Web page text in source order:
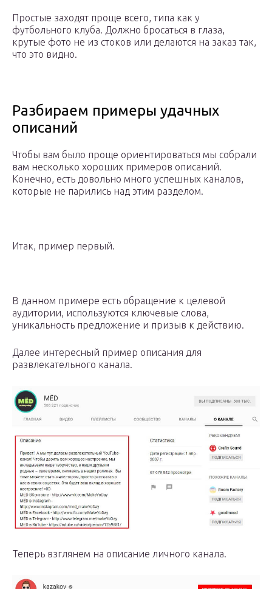
Простые заходят проще всего, типа как у
футбольного клуба. Должно бросаться в глаза,
крутые фото не из стоков или делаются на заказ так,
что это видно.
Разбираем примеры удачных
описаний
Чтобы вам было проще ориентироваться мы собрали
вам несколько хороших примеров описаний.
Конечно, есть довольно много успешных каналов,
которые не парились над этим разделом.
Итак, пример первый.
В данном примере есть обращение к целевой
аудитории, используются ключевые слова,
уникальность предложение и призыв к действию.
Далее интересный пример описания для
развлекательного канала.
Теперь взглянем на описание личного канала.